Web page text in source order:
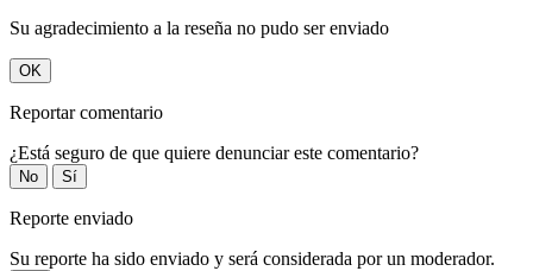
Su agradecimiento a la reseña no pudo ser enviado
OK
Reportar comentario
¿Está seguro de que quiere denunciar este comentario?
No Sí
Reporte enviado
Su reporte ha sido enviado y será considerada por un moderador.